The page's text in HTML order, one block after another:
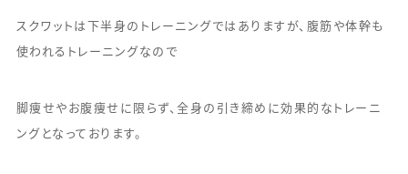
スクワットは下半身のトレーニングではありますが、腹筋や体幹も
使われるトレーニングなので
脚痩せやお腹痩せに限らず、全身の引き締めに効果的なトレーニ
ングとなっております。